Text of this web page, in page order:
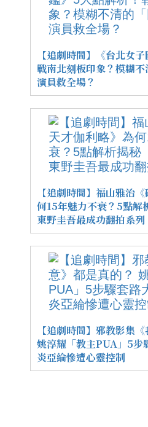
【追劇時間】《台北女
戰南北刻板印象？模糊
演員救全場？
【追劇時間】福山雅治
何15年魅力不衰？5點解
東野圭吾最成功翻拍系列
【追劇時間】邪教影集
姚淳耀「教主PUA」5步
炎亞綸慘遭心靈控制